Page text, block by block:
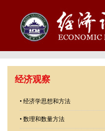
经济观察
• 经济学思想和方法
• 数理和数量方法